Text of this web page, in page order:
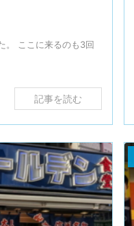
。 ここに来るのも3回
記事を読む